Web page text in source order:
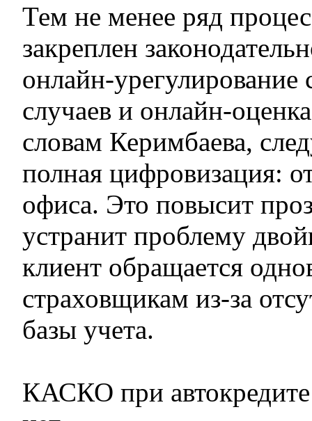
Тем не менее ряд
закреплен
онлайн-урегулирование
случаев и онлайн-
словам Керимбаева,
полная цифровизация:
офиса. Это повысит
устранит проблему
клиент обращается
страховщикам из-за
базы учета.
КАСКО при